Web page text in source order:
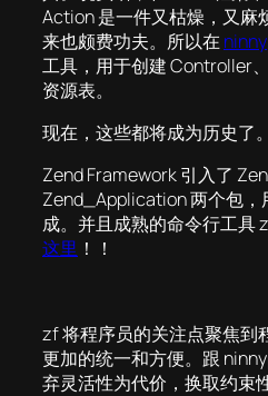
Action 是一件又枯燥，又麻
来也颇费功夫。所以在
工具，用于创建 Controller
资源表。
现在，这些都将成为历史了。
Zend Framework 引入了
Zend_Application 两个包，
成。并且成熟的命令行工具
这里 ！！
zf 将程序员的关注点聚焦到
更加的统一和方便。跟
弃灵活性为代价，换取约束